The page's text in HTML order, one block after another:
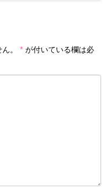
。 * が付いている欄は必